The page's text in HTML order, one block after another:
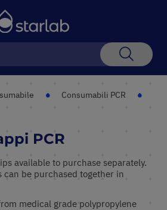
Consumabili PCR
PCR
available to purchase separately.
be purchased together in
medical grade polypropylene